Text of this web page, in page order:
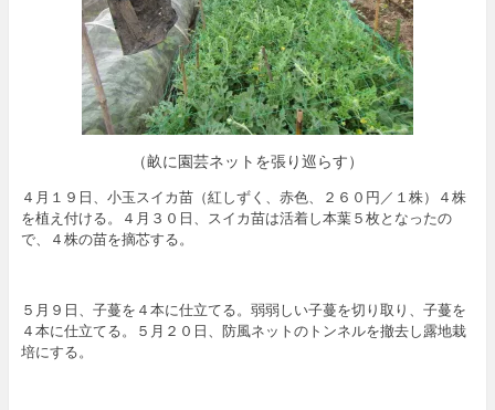
（畝に園芸ネットを張り巡らす）
４月１９日、小玉スイカ苗（紅しずく、赤色、２６０円／１株）４株
を植え付ける。４月３０日、スイカ苗は活着し本葉５枚となったの
で、４株の苗を摘芯する。
５月９日、子蔓を４本に仕立てる。弱弱しい子蔓を切り取り、子蔓を
４本に仕立てる。５月２０日、防風ネットのトンネルを撤去し露地栽
培にする。